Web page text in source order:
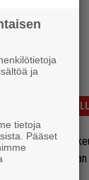
Iron Maidenin
mennessä
ja
tietoja
Pääset